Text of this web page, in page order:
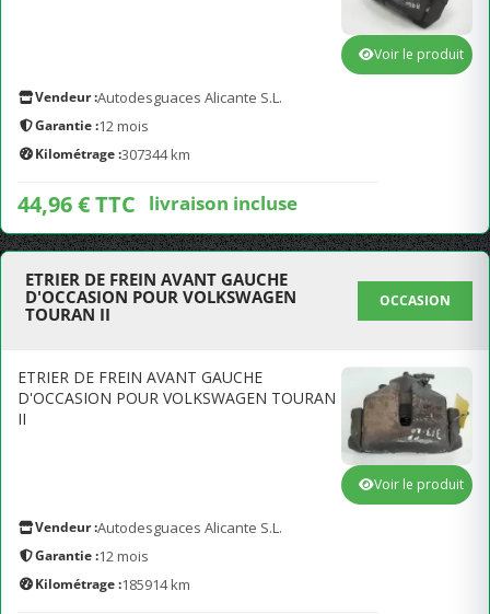
Vendeur :Autodesguaces Alicante S.L.
Garantie :12 mois
Kilométrage :307344 km
44,96 € TTC livraison incluse
Voir le produit
ETRIER DE FREIN AVANT GAUCHE
D'OCCASION POUR VOLKSWAGEN
TOURAN II
OCCASION
ETRIER DE FREIN AVANT GAUCHE
D'OCCASION POUR VOLKSWAGEN TOURAN
II
Vendeur :Autodesguaces Alicante S.L.
Garantie :12 mois
Kilométrage :185914 km
Voir le produit